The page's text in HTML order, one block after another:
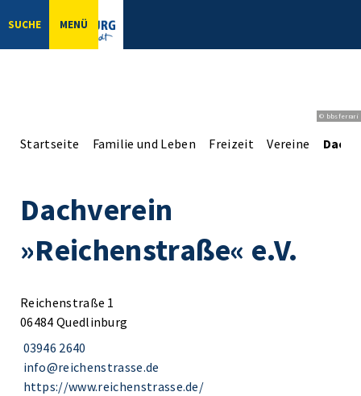
SUCHE MENÜ
© bbsferrari
Startseite Familie und Leben Freizeit Vereine
Dachverein
»Reichenstraße« e.V.
Reichenstraße 1
06484 Quedlinburg
03946 2640
info@reichenstrasse.de
https://www.reichenstrasse.de/